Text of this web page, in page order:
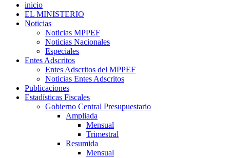
inicio
EL MINISTERIO
Noticias
Noticias MPPEF
Noticias Nacionales
Especiales
Entes Adscritos
Entes Adscritos del MPPEF
Noticias Entes Adscritos
Publicaciones
Estadísticas Fiscales
Gobierno Central Presupuestario
Ampliada
Mensual
Trimestral
Resumida
Mensual